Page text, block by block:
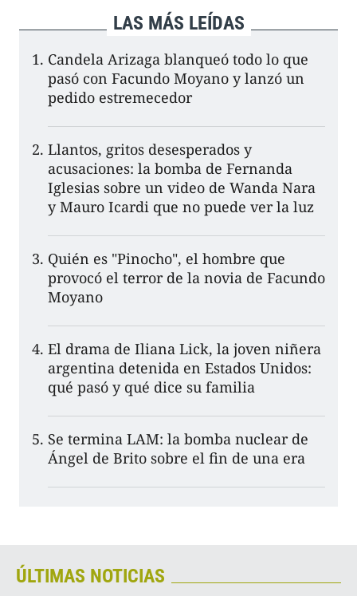
LAS MÁS LEÍDAS
Candela Arizaga blanqueó todo lo que
pasó con Facundo Moyano y lanzó un
pedido estremecedor
Llantos, gritos desesperados y
acusaciones: la bomba de Fernanda
Iglesias sobre un video de Wanda Nara
y Mauro Icardi que no puede ver la luz
Quién es "Pinocho", el hombre que
provocó el terror de la novia de Facundo
Moyano
El drama de Iliana Lick, la joven niñera
argentina detenida en Estados Unidos:
qué pasó y qué dice su familia
Se termina LAM: la bomba nuclear de
Ángel de Brito sobre el fin de una era
ÚLTIMAS NOTICIAS